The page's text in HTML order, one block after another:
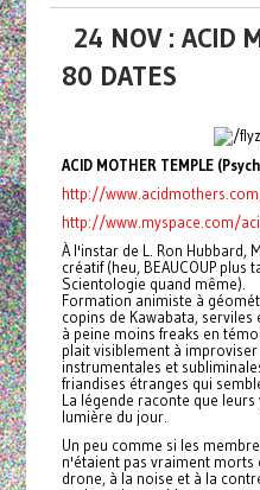
24 NOV : ACID
80 DATES
ACID MOTHER TEMPLE
http://
http://www.myspace.com/
À l'instar de L. Ron Hubbard,
créatif (heu, BEAUCOUP
Scientologie quand même).
Formation animiste à
copins de Kawabata,
à peine moins freaks en
plait visiblement à
instrumentales et
friandises étranges qui
La légende raconte que
lumière du jour.
Un peu comme si les
n'étaient pas vraiment morts
drone, à la noise et à la